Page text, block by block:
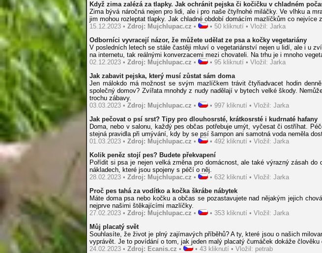
Když zima zalézá za tlapky. Jak ochránit pejska či kočičku v chladném
Zima bývá náročná nejen pro lidi, ale i pro naše čtyřnohé miláčky. Ve vlhku a
jim mohou rozleptat tlapky. Jak chladné období domácím mazlíčkům co
15.12.2023 • Zdroj: Mujchlupac.cz •
• 50 kliknutí • Vložil: Jarka
Odborníci vyvracejí názor, že můžete udělat ze psa a kočky vegetariány
V posledních letech se stále častěji mluví o vegetariánství nejen u lidí, ale i u
na internetu, tak reálnými konverzacemi mezi chovateli. Na trhu je i mnoho
02.12.2023 • Zdroj: Mujchlupac.cz •
• 95 kliknutí • Vložil: Jarka
Jak zabavit pejska, který musí zůstat sám doma
Jen málokdo má možnost se svým mazlíčkem trávit čtyřiadvacet hodin
společný domov? Zvířata mnohdy z nudy nadělají v bytech velké škody.
trochu zábavy.
03.03.2023 • Zdroj: Mujchlupac.cz •
• 997 kliknutí • Vložil: Jarka
Jak pečovat o psí srst? Tipy pro dlouhosrsté, krátkosrsté i kudrnaté hafany
Doma, nebo v salonu, každý pes občas potřebuje umýt, vyčesat či ostříhat.
stejná pravidla při umývání, kdy by se psí šampon ani samotná voda neměla
01.03.2023 • Zdroj: Mujchlupac.cz •
• 492 kliknutí • Vložil: Jarka
Kolik peněz stojí pes? Budete překvapení
Pořídit si psa je nejen velká změna pro domácnost, ale také výrazný zásah
nákladech, které jsou spojeny s péčí o něj.
28.02.2023 • Zdroj: Mujchlupac.cz •
• 632 kliknutí • Vložil: Jarka
Proč pes tahá za vodítko a kočka škrábe nábytek
Máte doma psa nebo kočku a občas se pozastavujete nad nějakým jejich
nejprve našimi štěkajícími mazlíčky.
27.02.2023 • Zdroj: Mujchlupac.cz •
• 353 kliknutí • Vložil: Jarka
Můj placatý svět
Souhlasíte, že život je plný zajímavých příběhů? A ty, které jsou o našich
vyprávět. Je to povídání o tom, jak jeden malý placatý čumáček dokáže
24.02.2023 • Zdroj: Ecanis.cz •
• 43 kliknutí • Vložil: petrab